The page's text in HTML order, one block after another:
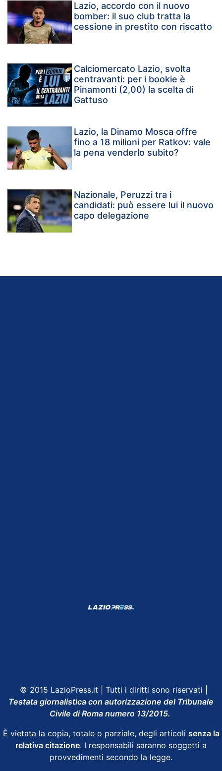
Lazio, accordo con il nuovo
bomber: il suo club tratta la
cessione in prestito con riscatto
Calciomercato Lazio, svolta
centravanti: per i bookie è
Pinamonti (2,00) la scelta di
Gattuso
Lazio, la Dinamo Mosca offre
fino a 18 milioni per Ratkov: vale
la pena venderlo subito?
Nazionale, Peruzzi tra i
candidati: può essere lui il nuovo
capo delegazione
© 2015 LazioPress.it | Tutti i diritti sono riservati |
Testata giornalistica con autorizzazione del Tribunale
Civile di Roma numero 13/2015.
È vietata la copia, totale o parziale, degli articoli senza la
relativa citazione. I responsabili saranno soggetti a
provvedimenti secondo la legge.